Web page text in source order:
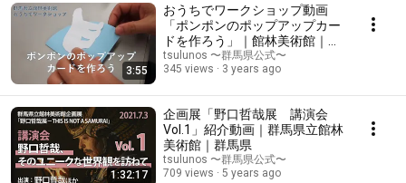
3:55
おうちでワークショップ動画
「ポンポンのポップアップカー
ドを作ろう」｜館林美術館｜群
馬県
tsulunos 〜群馬県公式〜
345 views
3 years ago
1:32:17
企画展「野口哲哉展 講演会
Vol.1」紹介動画｜群馬県立館林
美術館｜群馬県
tsulunos 〜群馬県公式〜
709 views
5 years ago